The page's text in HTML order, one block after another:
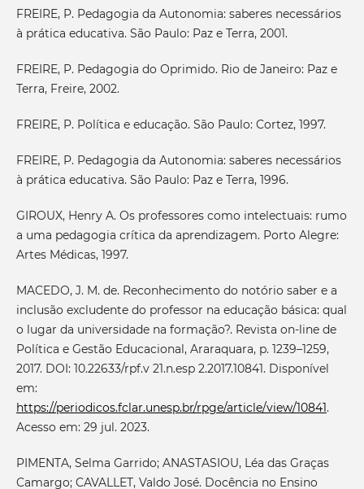
FREIRE, P. Pedagogia da Autonomia: saberes necessários
à prática educativa. São Paulo: Paz e Terra, 2001.
FREIRE, P. Pedagogia do Oprimido. Rio de Janeiro: Paz e
Terra, Freire, 2002.
FREIRE, P. Política e educação. São Paulo: Cortez, 1997.
FREIRE, P. Pedagogia da Autonomia: saberes necessários
à prática educativa. São Paulo: Paz e Terra, 1996.
GIROUX, Henry A. Os professores como intelectuais: rumo
a uma pedagogia crítica da aprendizagem. Porto Alegre:
Artes Médicas, 1997.
MACEDO, J. M. de. Reconhecimento do notório saber e a
inclusão excludente do professor na educação básica: qual
o lugar da universidade na formação?. Revista on-line de
Política e Gestão Educacional, Araraquara, p. 1239–1259,
2017. DOI: 10.22633/rpf.v 21.n.esp 2.2017.10841. Disponível
em:
https://periodicos.fclar.unesp.br/rpge/article/view/10841.
Acesso em: 29 jul. 2023.
PIMENTA, Selma Garrido; ANASTASIOU, Léa das Graças
Camargo; CAVALLET, Valdo José. Docência no Ensino